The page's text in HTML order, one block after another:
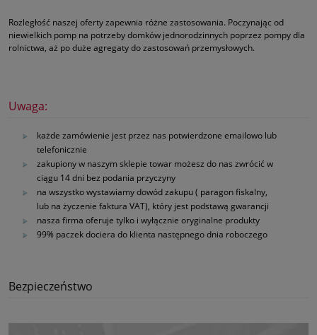
Rozległość naszej oferty zapewnia różne zastosowania. Poczynając od
niewielkich pomp na potrzeby domków jednorodzinnych poprzez pompy dla
rolnictwa, aż po duże agregaty do zastosowań przemysłowych.
Uwaga:
każde zamówienie jest przez nas potwierdzone emailowo lub
telefonicznie
zakupiony w naszym sklepie towar możesz do nas zwrócić w
ciągu 14 dni bez podania przyczyny
na wszystko wystawiamy dowód zakupu ( paragon fiskalny,
lub na życzenie faktura VAT), który jest podstawą gwarancji
nasza firma oferuje tylko i wyłącznie oryginalne produkty
99% paczek dociera do klienta następnego dnia roboczego
Bezpieczeństwo